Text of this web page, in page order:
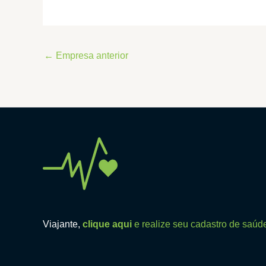
← Empresa anterior
Viajante, clique aqui e realize seu cadastro de